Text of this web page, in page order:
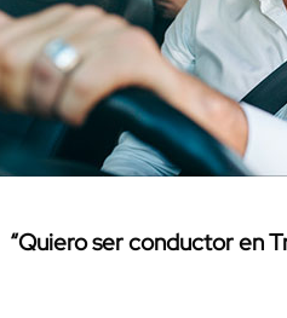
“Quiero ser conductor en